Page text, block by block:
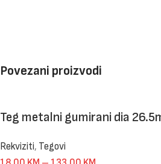
Povezani proizvodi
Teg metalni gumirani dia
Rekviziti, Tegovi